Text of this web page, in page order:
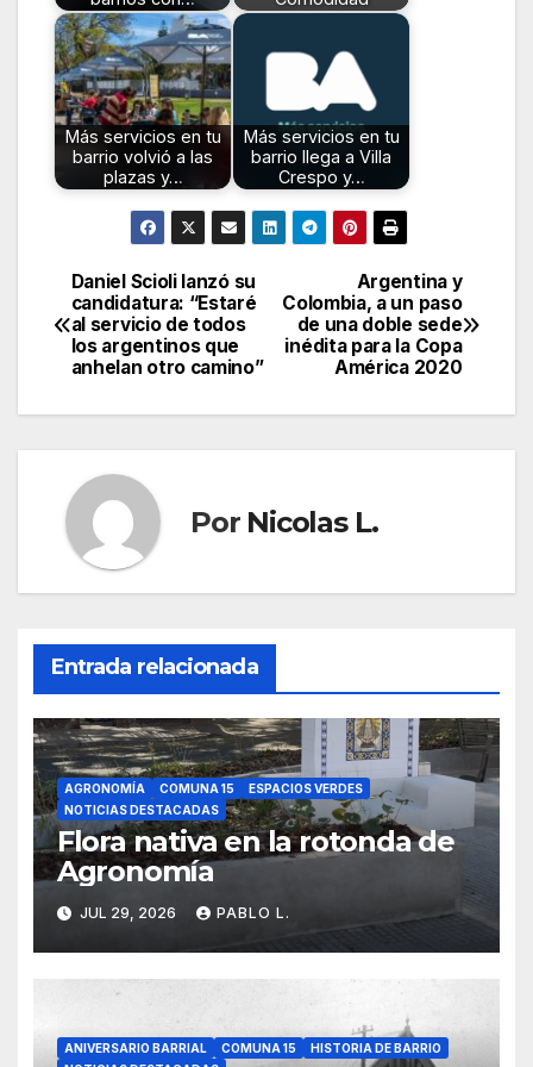
Más servicios en tu
barrio volvió a las
plazas y…
Más servicios en tu
barrio llega a Villa
Crespo y…
Navegación
de
Argentina y
Colombia, a un paso
de una doble sede
inédita para la Copa
América 2020
Daniel Scioli lanzó su
candidatura: “Estaré
al servicio de todos
los argentinos que
anhelan otro camino”
Por Nicolas L.
Entrada relacionada
AGRONOMÍA COMUNA 15
ESPACIOS VERDES
NOTICIAS DESTACADAS
Flora nativa en la rotonda de
Agronomía
JUL 29, 2026 PABLO L.
ANIVERSARIO BARRIAL COMUNA 15
HISTORIA DE BARRIO